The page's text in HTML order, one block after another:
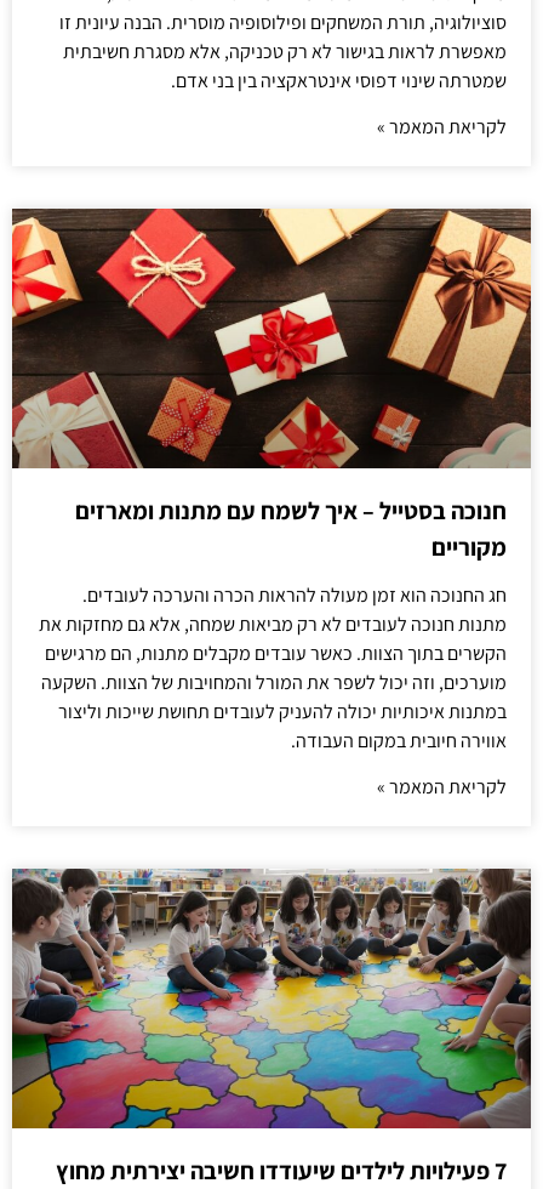
סוציולוגיה, תורת המשחקים ופילוסופיה מוסרית. הבנה עיונית זו
מאפשרת לראות בגישור לא רק טכניקה, אלא מסגרת חשיבתית
שמטרתה שינוי דפוסי אינטראקציה בין בני אדם.
לקריאת המאמר »
חנוכה בסטייל – איך לשמח עם מתנות ומארזים
מקוריים
חג החנוכה הוא זמן מעולה להראות הכרה והערכה לעובדים.
מתנות חנוכה לעובדים לא רק מביאות שמחה, אלא גם מחזקות את
הקשרים בתוך הצוות. כאשר עובדים מקבלים מתנות, הם מרגישים
מוערכים, וזה יכול לשפר את המורל והמחויבות של הצוות. השקעה
במתנות איכותיות יכולה להעניק לעובדים תחושת שייכות וליצור
אווירה חיובית במקום העבודה.
לקריאת המאמר »
7 פעילויות לילדים שיעודדו חשיבה יצירתית מחוץ